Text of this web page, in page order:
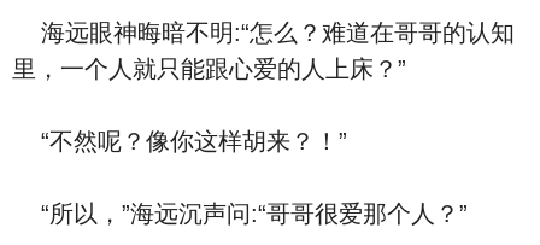
海远眼神晦暗不明:“怎么？难道在哥哥的认知
里，一个人就只能跟心爱的人上床？”
“不然呢？像你这样胡来？！”
“所以，”海远沉声问:“哥哥很爱那个人？”